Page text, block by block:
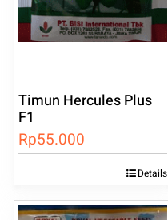
Timun Hercules Plus
F1
Rp55.000
Details